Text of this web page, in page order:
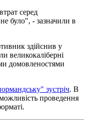
серед
було", - зазначили в
здійснив у
великокаліберні
домовленостями
зустріч. В
проведення